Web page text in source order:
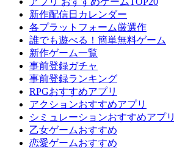
新作配信日カレンダー
各プラットフォーム厳選作
誰でも遊べる！簡単無料ゲーム
新作ゲーム一覧
事前登録ガチャ
事前登録ランキング
RPGおすすめアプリ
アクションおすすめアプリ
シミュレーションおすすめアプリ
乙女ゲームおすすめ
恋愛ゲームおすすめ